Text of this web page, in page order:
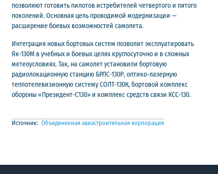
позволяют готовить пилотов истребителей четвертого и пятого
поколений. Основная цель проводимой модернизации —
расширение боевых возможностей самолета.
Интеграция новых бортовых систем позволит эксплуатировать
Як-130М в учебных и боевых целях круглосуточно и в сложных
метеоусловиях. Так, на самолет установили бортовую
радиолокационную станцию БРЛС-130Р, оптико-лазерную
теплотелевизионную систему СОЛТ-130К, бортовой комплекс
обороны «Президент-С130» и комплекс средств связи КСС-130.
Источник: Объединенная авиастроительная корпорация